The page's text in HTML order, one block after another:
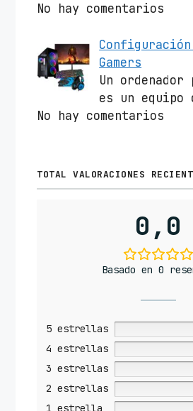
No hay comentarios
Gamers
Un ordenador
es un equipo
No hay comentarios
TOTAL VALORACIONES
0,0
Basado en 0
5 estrellas
4 estrellas
3 estrellas
2 estrellas
1 estrella